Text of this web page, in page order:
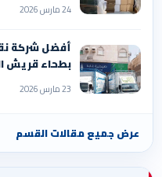
24 مارس 2026
أفضل شركة
بطحاء قريش
23 مارس 2026
عرض جميع مقالات القسم